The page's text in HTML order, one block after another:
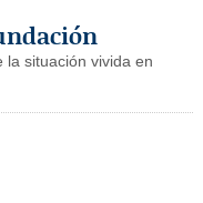
la situación vivida en